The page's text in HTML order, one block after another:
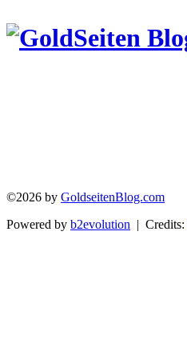
©2026 by GoldseitenBlog.com
Powered by b2evolution | Credits: